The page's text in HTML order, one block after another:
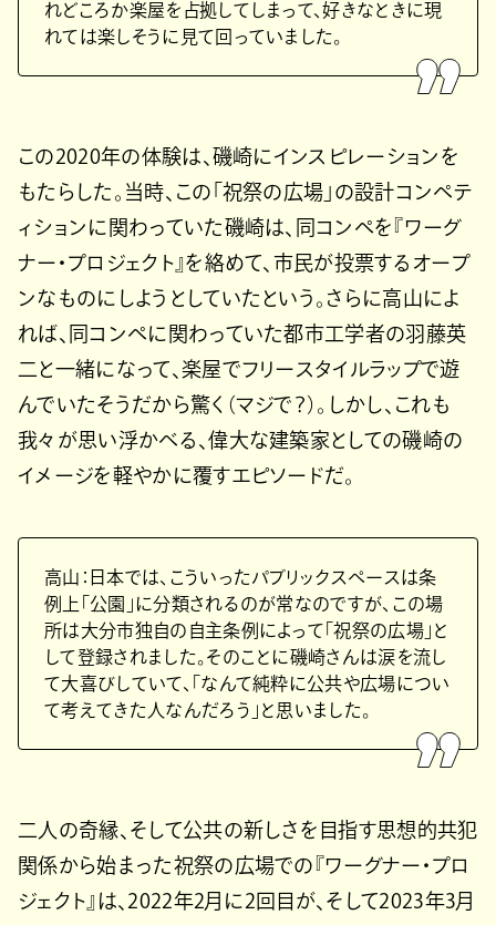
れどころか楽屋を占拠してしまって、好きなときに現
れては楽しそうに見て回っていました。
この2020年の体験は、磯崎にインスピレーションを
もたらした。当時、この「祝祭の広場」の設計コンペテ
ィションに関わっていた磯崎は、同コンペを『ワーグ
ナー・プロジェクト』を絡めて、市民が投票するオープ
ンなものにしようとしていたという。さらに高山によ
れば、同コンペに関わっていた都市工学者の羽藤英
二と一緒になって、楽屋でフリースタイルラップで遊
んでいたそうだから驚く（マジで？）。しかし、これも
我々が思い浮かべる、偉大な建築家としての磯崎の
イメージを軽やかに覆すエピソードだ。
高山：日本では、こういったパブリックスペースは条
例上「公園」に分類されるのが常なのですが、この場
所は大分市独自の自主条例によって「祝祭の広場」と
して登録されました。そのことに磯崎さんは涙を流し
て大喜びしていて、「なんて純粋に公共や広場につい
て考えてきた人なんだろう」と思いました。
二人の奇縁、そして公共の新しさを目指す思想的共犯
関係から始まった祝祭の広場での『ワーグナー・プロ
ジェクト』は、2022年2月に2回目が、そして2023年3月